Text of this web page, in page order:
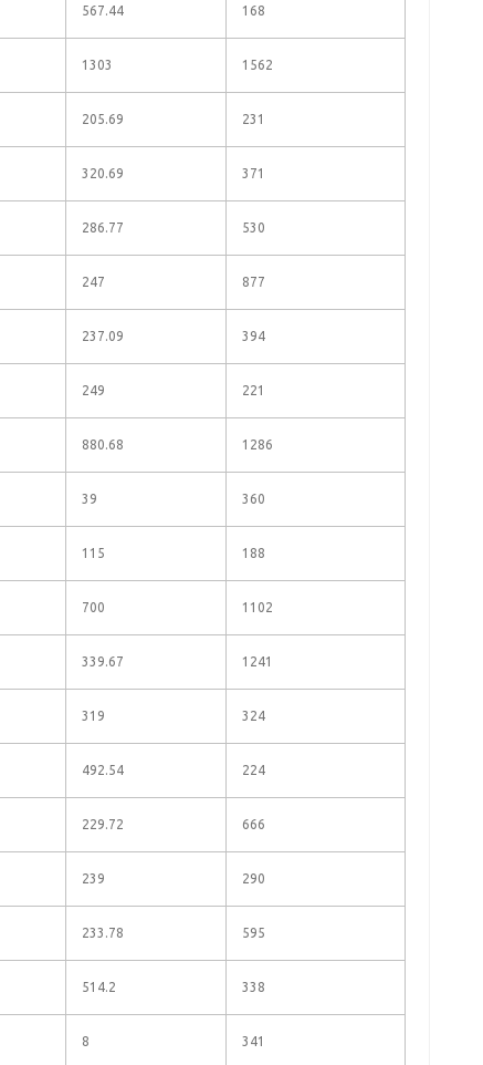
567.44 168
1303 1562
205.69 231
320.69 371
286.77 530
247 877
237.09 394
249 221
880.68 1286
39 360
115 188
700 1102
339.67 1241
319 324
492.54 224
229.72 666
239 290
233.78 595
514.2 338
8 341